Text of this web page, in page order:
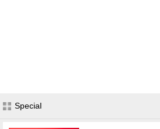
Special